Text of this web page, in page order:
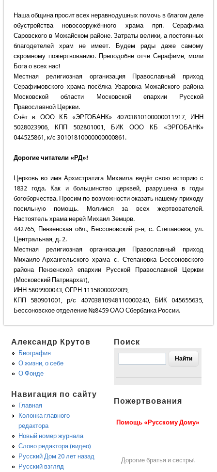
Наша община просит всех неравнодушных помочь в благом деле
обустройства новосооружённого храма прп. Серафима
Саровского в Можайском районе. Затраты велики, а постоянных
благодетелей храм не имеет. Будем рады даже самому
скромному пожертвованию. Преподобне отче Серафиме, моли
Бога о всех нас!
Местная религиозная организация Православный приход
Серафимовского храма посёлка Уваровка Можайского района
Московской области Московской епархии Русской
Православной Церкви.
Счёт в ООО КБ «ЭРГОБАНК» 40703810100000011917, ИНН
5028023906, КПП 502801001, БИК ООО КБ «ЭРГОБАНК»
044525861, к/с 30101810000000000861.
Дорогие читатели «РД»!
Церковь во имя Архистратига Михаила ведёт свою историю с
1832 года. Как и большинство церквей, разрушена в годы
богоборчества. Просим по возможности оказать нашему приходу
посильную помощь. Молимся за всех жертвователей.
Настоятель храма иерей Михаил Земцов.
442765, Пензенская обл., Бессоновский р-н, с. Степановка, ул.
Центральная, д. 2.
Местная религиозная организация Православный приход
Михаило-Архангельского храма с. Степановка Бессоновского
района Пензенской епархии Русской Православной Церкви
(Московский Патриархат),
ИНН 5809900043, ОГРН 1115800002009,
КПП 580901001, р/с 40703810948110000240, БИК 045655635,
Бессоновское отделение №8459 ОАО Сбербанка России.
Александр Крутов
Биография
О жизни, о себе
О Фонде
Навигация по сайту
Главная
Колонка главного
редактора
Новый номер журнала
Слово редактора (видео)
Русский Дом 20 лет назад
Русский взгляд
Поиск
Пожертвования
Помощь «Русскому Дому»
Дорогие братья и сестры!